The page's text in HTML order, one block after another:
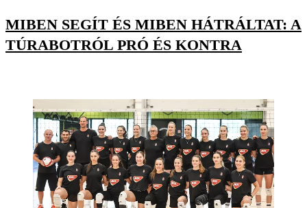
MIBEN SEGÍT ÉS MIBEN HÁTRÁLTAT: A
TÚRABOTRÓL PRÓ ÉS KONTRA